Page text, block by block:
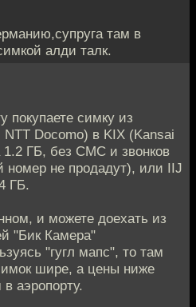
там в
алди талк.
покупаете симку из
Docomo) в KIX (Kansai
1.2 ГБ, без СМС и звонков
номер не продадут), или IIJ
ГБ.
и можете доехать из
"Бик Камера"
"гугл мапс", то там
шире, а цены ниже
аэропорту.